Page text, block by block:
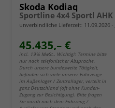
Skoda Kodiaq
unverbindliche Lieferzeit: 11.09.2026
45.435,– €
incl. 19% MwSt.. Wichtig!: Termine bitte
nur nach telefonischer Absprache.
Durch unsere bundesweite Tätigkeit,
befinden sich viele unserer Fahrzeuge
im Außenlager / Zentrallager, verteilt in
ganz Deutschland (oft ohne Kunden-
Zugang zur Besichtigung). Bitte fragen
Sie vorab nach dem Fahrzeug /